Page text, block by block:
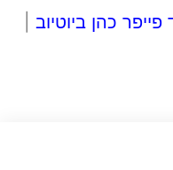
פייפר כהן ביוטיוב